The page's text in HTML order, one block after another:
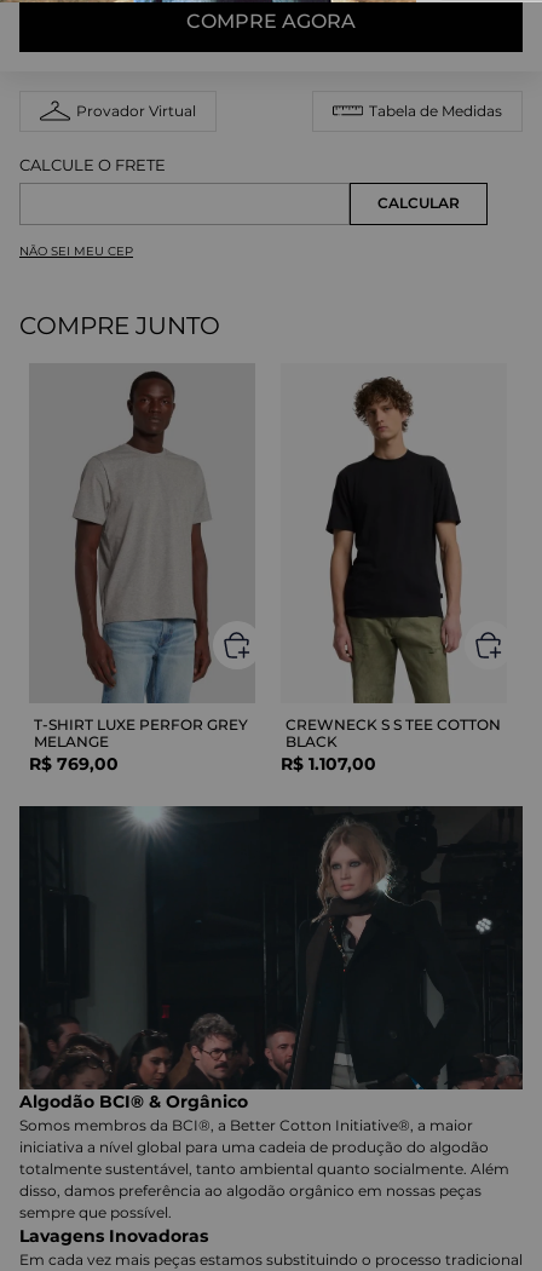
COMPRE AGORA
Provador Virtual Tabela de Medidas
NÃO SEI MEU CEP
COMPRE JUNTO
T-SHIRT LUXE PERFOR GREY
MELANGE
R$ 769,00
CREWNECK S S TEE COTTON
BLACK
R$ 1.107,00
Algodão BCI® & Orgânico
Somos membros da BCI®, a Better Cotton Initiative®, a maior
iniciativa a nível global para uma cadeia de produção do algodão
totalmente sustentável, tanto ambiental quanto socialmente. Além
disso, damos preferência ao algodão orgânico em nossas peças
sempre que possível.
Lavagens Inovadoras
Em cada vez mais peças estamos substituindo o processo tradicional